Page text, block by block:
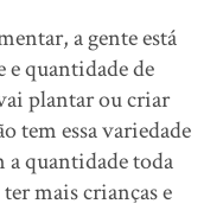
a gente está
e quantidade de
plantar ou criar
tem essa variedade
a quantidade toda
mais crianças e